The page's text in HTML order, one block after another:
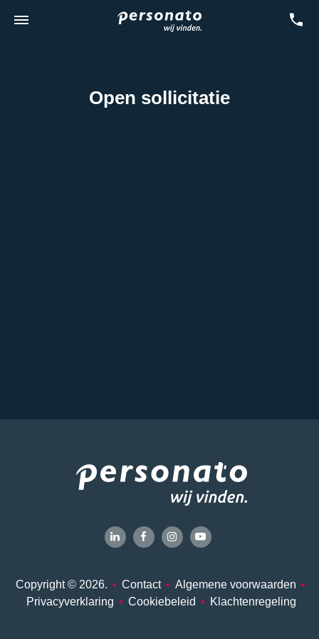
Open sollicitatie
Copyright © 2026. • Contact • Algemene voorwaarden •
Privacyverklaring • Cookiebeleid • Klachtenregeling